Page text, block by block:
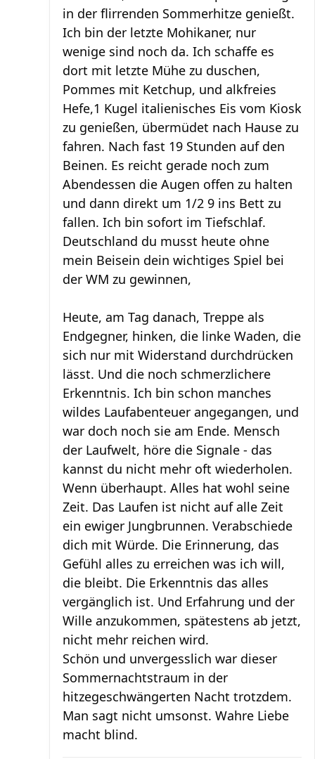
in der flirrenden Sommerhitze genießt.
Ich bin der letzte Mohikaner, nur
wenige sind noch da. Ich schaffe es
dort mit letzte Mühe zu duschen,
Pommes mit Ketchup, und alkfreies
Hefe,1 Kugel italienisches Eis vom Kiosk
zu genießen, übermüdet nach Hause zu
fahren. Nach fast 19 Stunden auf den
Beinen. Es reicht gerade noch zum
Abendessen die Augen offen zu halten
und dann direkt um 1/2 9 ins Bett zu
fallen. Ich bin sofort im Tiefschlaf.
Deutschland du musst heute ohne
mein Beisein dein wichtiges Spiel bei
der WM zu gewinnen,
Heute, am Tag danach, Treppe als
Endgegner, hinken, die linke Waden, die
sich nur mit Widerstand durchdrücken
lässt. Und die noch schmerzlichere
Erkenntnis. Ich bin schon manches
wildes Laufabenteuer angegangen, und
war doch noch sie am Ende. Mensch
der Laufwelt, höre die Signale - das
kannst du nicht mehr oft wiederholen.
Wenn überhaupt. Alles hat wohl seine
Zeit. Das Laufen ist nicht auf alle Zeit
ein ewiger Jungbrunnen. Verabschiede
dich mit Würde. Die Erinnerung, das
Gefühl alles zu erreichen was ich will,
die bleibt. Die Erkenntnis das alles
vergänglich ist. Und Erfahrung und der
Wille anzukommen, spätestens ab jetzt,
nicht mehr reichen wird.
Schön und unvergesslich war dieser
Sommernachtstraum in der
hitzegeschwängerten Nacht trotzdem.
Man sagt nicht umsonst. Wahre Liebe
macht blind.